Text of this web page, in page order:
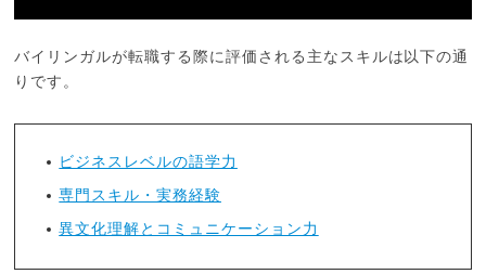
バイリンガルが転職する際に評価される主なスキルは以下の通
りです。
ビジネスレベルの語学力
専門スキル・実務経験
異文化理解とコミュニケーション力